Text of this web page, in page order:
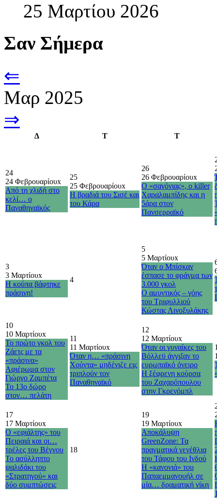
25 Μαρτίου 2026
Σαν Σήμερα
⇐
Μαρ 2025
⇒
Δ Τ Τ
24
24 Φεβρουαρίουx
Από τη χλιδή στο
κελί… ο
Παναθηναϊκός
25
25 Φεβρουαρίουx
Η βραδιά του Σισέ και
του Κάρα
26
26 Φεβρουαρίουx
Ο «σαγόνιας», ο killer
Χαραλαμπίδης και η
5άρα στον
Πανσερραϊκό
3
3 Μαρτίουx
Η κούπα βάφτηκε
πράσινη!
4
5
5 Μαρτίουx
Όταν ο Μπίσκαν
έσπασε το φράγμα των
3.000 γκολ
Ο αμυντικός – γόης
του Τριφυλλιού
Κώστας Λινοξυλάκης
10
10 Μαρτίουx
Το πρώτο γκολ του
Ζάετς με τα
«πράσινα»
Αφιέρωμα στον
Γιώργο Ζαμπέτα
Το 13ο δώρο
στον… πελάτη
11
11 Μαρτίουx
Όταν η… «πράσινη
Χούντα» μηδένιζε εις
τριπλούν τον
Παναθηναϊκό
12
12 Μαρτίουx
Όταν οι γυναίκες του
Βόλλεϋ άγγιξαν το
ευρωπαϊκό όνειρο
Η ξέφρενη κούρσα
του Ζαχαρόπουλου
στην Γκρενόμπλ
17
17 Μαρτίουx
Ο «εφιάλτης» του
Πειραιά και οι…
τρέλες του Βέγγου
Το ασύλληπτο
ψαλιδάκι του
«Στρατηγού» και
δύο συμπτώσεις
18
19
19 Μαρτίουx
Αποκάλυψη
GreenZone: Τα
πραγματικά γενέθλια
του Τάφου του Ινδού
Η «κανονιά» του
Παπαεμμανουήλ σε
μία… δραματική νίκη